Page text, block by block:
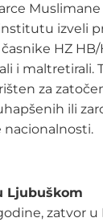
Muslimane
izveli
HZ HB/
i maltretirali.
za
ili
Ljubuškom
zatvor